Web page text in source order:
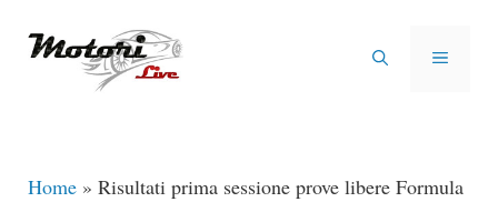
MENU
Home » Risultati prima sessione prove libere Formula